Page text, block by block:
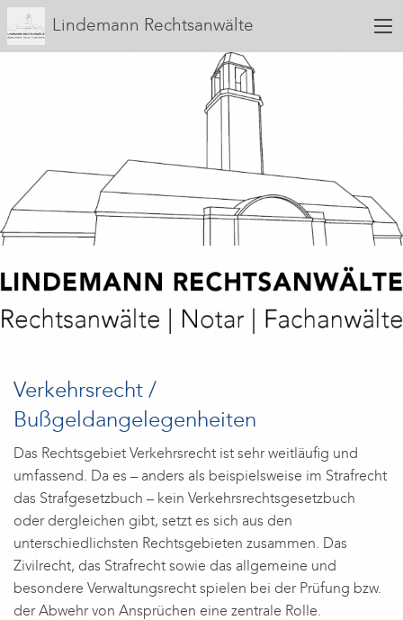
Lindemann Rechtsanwälte
Verkehrsrecht /
Bußgeldangelegenheiten
Das Rechtsgebiet Verkehrsrecht ist sehr weitläufig und
umfassend. Da es – anders als beispielsweise im Strafrecht
das Strafgesetzbuch – kein Verkehrsrechtsgesetzbuch
oder dergleichen gibt, setzt es sich aus den
unterschiedlichsten Rechtsgebieten zusammen. Das
Zivilrecht, das Strafrecht sowie das allgemeine und
besondere Verwaltungsrecht spielen bei der Prüfung bzw.
der Abwehr von Ansprüchen eine zentrale Rolle.